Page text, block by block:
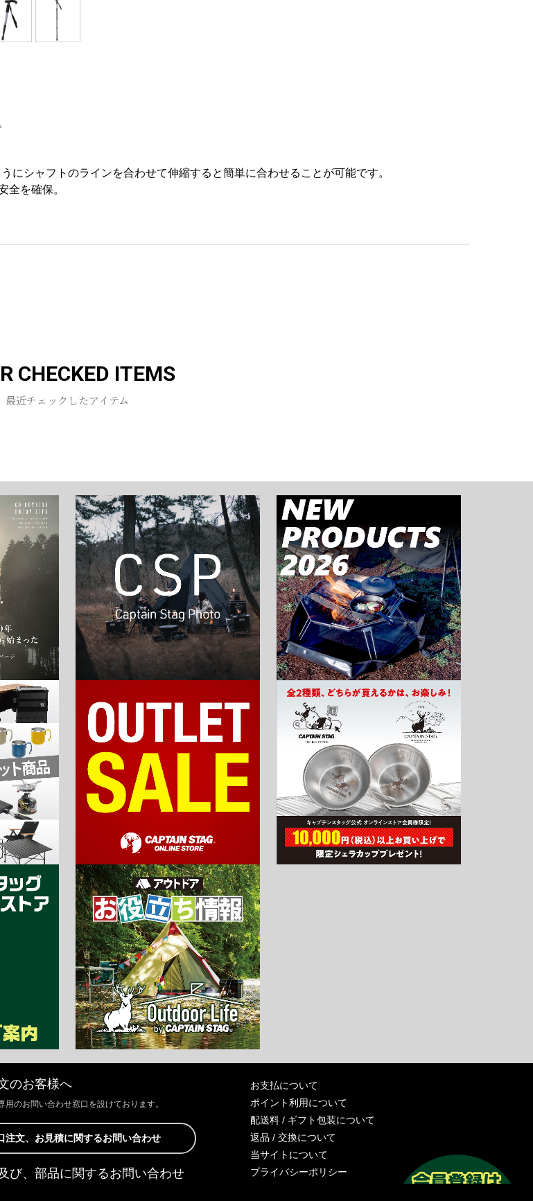
シャフトのラインを合わせて伸縮すると簡単に合わせることが可能です。
全を確保。
CHECKED ITEMS
最近チェックしたアイテム
のお客様へ
用のお問い合わせ窓口を設けております。
注文、お見積に関するお問い合わせ
び、部品に関するお問い合わせ
お支払について
ポイント利用について
配送料 / ギフト包装について
返品 / 交換について
当サイトについて
プライバシーポリシー